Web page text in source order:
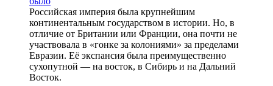
Российская империя была крупнейшим
континентальным государством в истории. Но, в
отличие от Британии или Франции, она почти не
участвовала в «гонке за колониями» за пределами
Евразии. Её экспансия была преимущественно
сухопутной — на восток, в Сибирь и на Дальний
Восток.